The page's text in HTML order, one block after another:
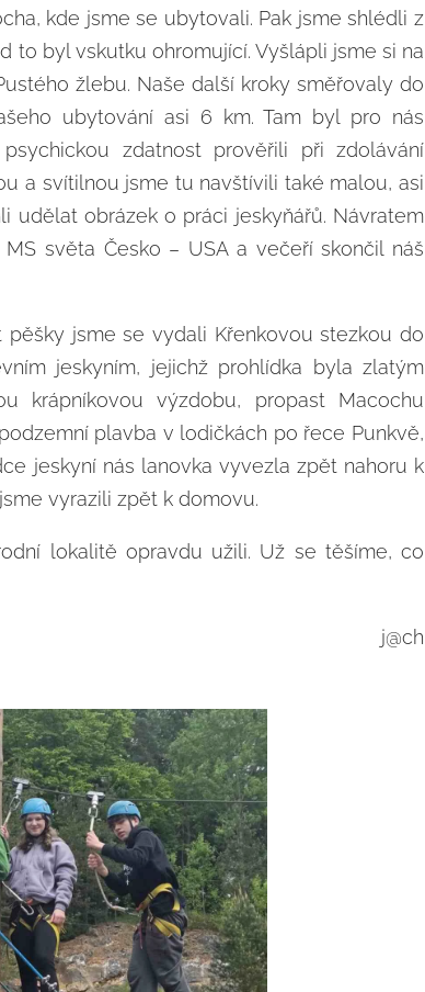
kde jsme se ubytovali. Pak jsme shlédli z
to byl vskutku ohromující. Vyšlápli jsme si na
žlebu. Naše další kroky směřovaly do
ubytování asi 6 km. Tam byl pro nás
zdatnost prověřili při zdolávání
a svítilnou jsme tu navštívili také malou, asi
udělat obrázek o práci jeskyňářů. Návratem
světa Česko – USA a večeří skončil náš
jsme se vydali Křenkovou stezkou do
jeskyním, jejichž prohlídka byla zlatým
krápníkovou výzdobu, propast Macochu
plavba v lodičkách po řece Punkvě,
jeskyní nás lanovka vyvezla zpět nahoru k
vyrazili zpět k domovu.
lokalitě opravdu užili. Už se těšíme, co
j@ch